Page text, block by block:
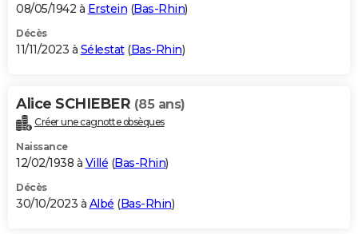
08/05/1942 à Erstein (Bas-Rhin)
Décès
11/11/2023 à Sélestat(Bas-Rhin)
Alice SCHIEBER (85 ans)
Créer une cagnotte obsèques
Naissance
12/02/1938 à Villé (Bas-Rhin)
Décès
30/10/2023 à Albé (Bas-Rhin)